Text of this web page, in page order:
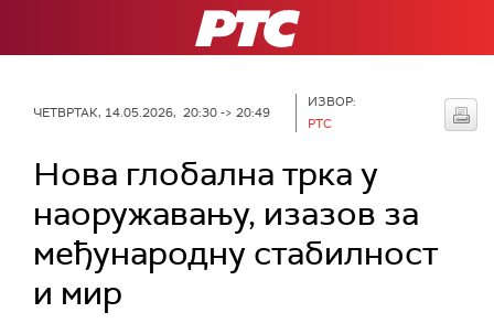
РТС
ЧЕТВРТАК, 14.05.2026, 20:30 -> 20:49
ИЗВОР:
РТС
Нова глобална трка у
наоружавању, изазов за
међународну стабилност
и мир